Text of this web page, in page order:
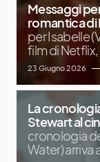
Messaggi
romantica di
per Isabelle
film di Netflix,
23 Giugno 2026
La
Stewart al
cronologia
Water) arriva